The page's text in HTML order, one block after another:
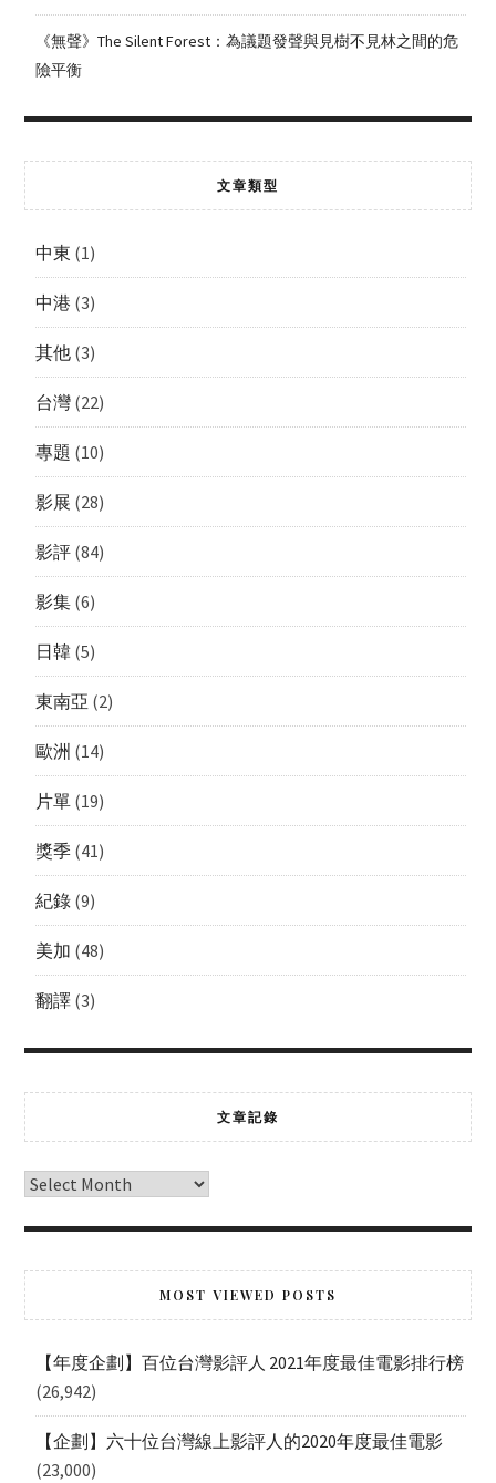
《無聲》The Silent Forest：為議題發聲與見樹不見林之間的危
險平衡
文章類型
中東 (1)
中港 (3)
其他(3)
台灣(22)
專題 (10)
影展 (28)
影評(84)
影集(6)
日韓(5)
東南亞 (2)
歐洲 (14)
片單(19)
獎季(41)
紀錄(9)
美加 (48)
翻譯(3)
文章記錄
MOST VIEWED POSTS
【年度企劃】百位台灣影評人 2021年度最佳電影排行榜
(26,942)
【企劃】六十位台灣線上影評人的2020年度最佳電影
(23,000)